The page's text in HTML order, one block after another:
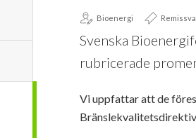
Bioenergi
Svenska
rubricerade
Vi uppfattar att de